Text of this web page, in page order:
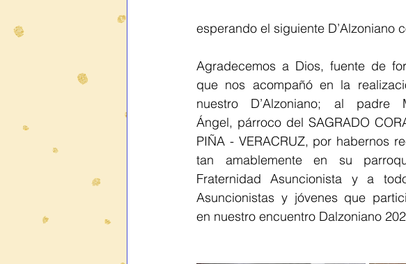
esperando el siguiente D’Alzoniano
Agradecemos a Dios, fuente de
que nos acompañó en la
nuestro D’Alzoniano; al padre
Ángel, párroco del SAGRADO
PIÑA - VERACRUZ, por habernos
tan amablemente en su
Fraternidad Asuncionista y a
Asuncionistas y jóvenes que
en nuestro encuentro Dalzoniano